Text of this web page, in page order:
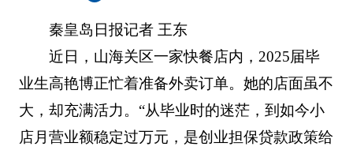
秦皇岛日报记者 王东
近日，山海关区一家快餐店内，2025届毕
业生高艳博正忙着准备外卖订单。她的店面虽不
大，却充满活力。“从毕业时的迷茫，到如今小
店月营业额稳定过万元，是创业担保贷款政策给